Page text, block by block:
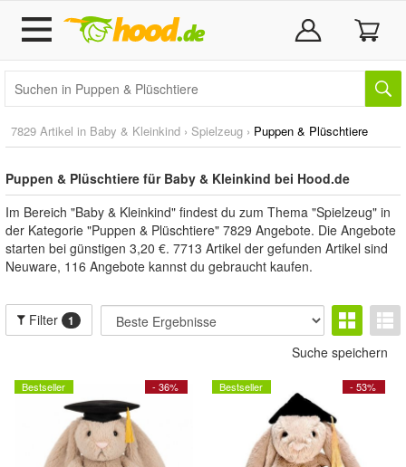
7829 Artikel in Baby & Kleinkind › Spielzeug › Puppen & Plüschtiere
Puppen & Plüschtiere für Baby & Kleinkind bei Hood.de
Im Bereich "Baby & Kleinkind" findest du zum Thema "Spielzeug" in
der Kategorie "Puppen & Plüschtiere" 7829 Angebote. Die Angebote
starten bei günstigen 3,20 €. 7713 Artikel der gefunden Artikel sind
Neuware, 116 Angebote kannst du gebraucht kaufen.
Filter 1
Suche speichern
- 36%
Bestseller - 53%
Bestseller